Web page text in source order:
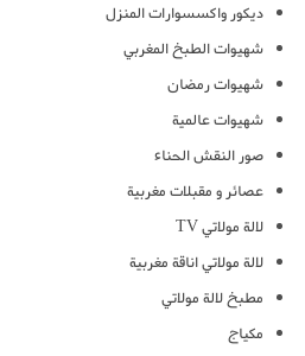
ديكور واكسسوارات المنزل
شهيوات الطبخ المغربي
شهيوات رمضان
شهيوات عالمية
صور النقش الحناء
عصائر و مقبلات مغربية
لالة مولاتي TV
لالة مولاتي اناقة مغربية
مطبخ لالة مولاتي
مكياج